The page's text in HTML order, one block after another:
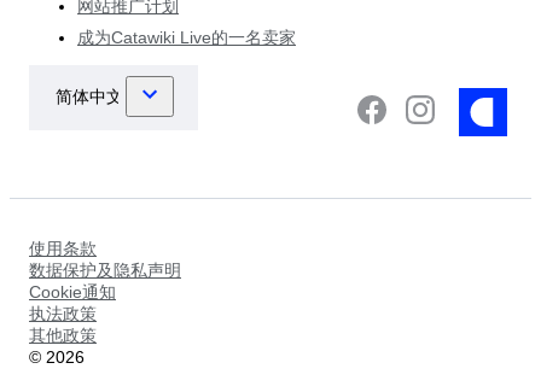
网站推广计划
成为Catawiki Live的一名卖家
使用条款
数据保护及隐私声明
Cookie通知
执法政策
其他政策
© 2026